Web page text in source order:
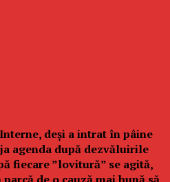
deși a intrat în pâine
agenda după dezvăluirile
fiecare ”lovitură” se agită,